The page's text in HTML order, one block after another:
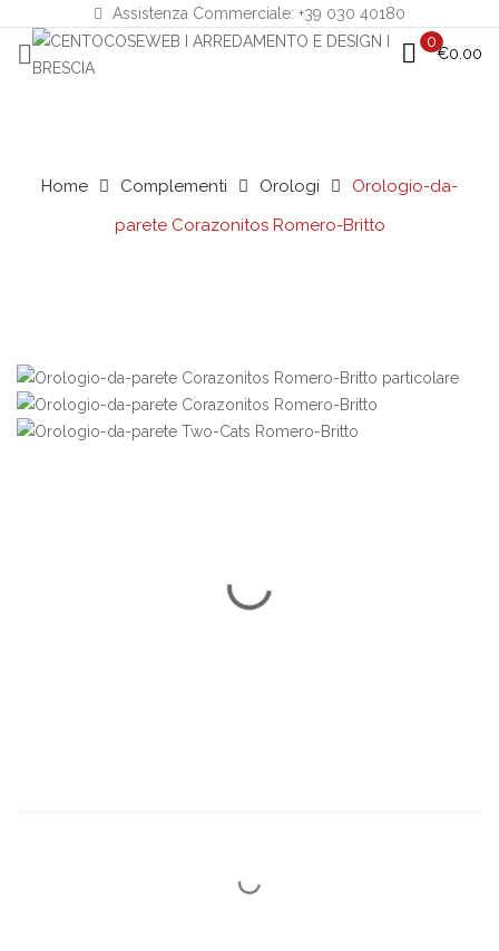
Assistenza Commerciale: +39 030 40180
0
€0.00
Home Complementi Orologi
Orologio-da-
parete Corazonitos Romero-Britto